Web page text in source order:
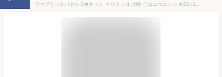
ファブリックパネル 3枚セット マリメッコ 北欧 ピエニウニッコ 約33×33cm ファブリックボード marimekko PIENIUNIKKO おしゃれ かわいい ウォールパネル 生地 ギフト レッド ブルー ホワイト ブラック ダークブルー